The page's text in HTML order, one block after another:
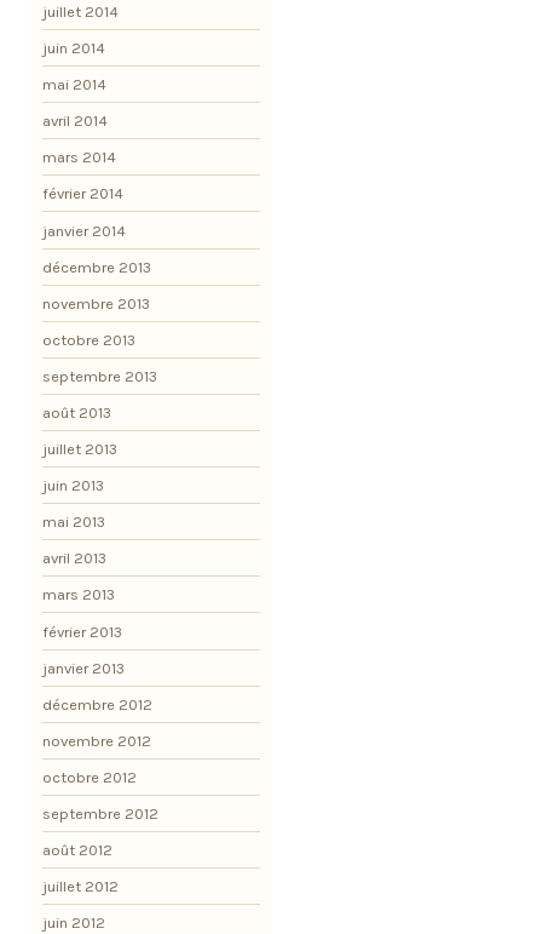
juillet 2014
juin 2014
mai 2014
avril 2014
mars 2014
février 2014
janvier 2014
décembre 2013
novembre 2013
octobre 2013
septembre 2013
août 2013
juillet 2013
juin 2013
mai 2013
avril 2013
mars 2013
février 2013
janvier 2013
décembre 2012
novembre 2012
octobre 2012
septembre 2012
août 2012
juillet 2012
juin 2012